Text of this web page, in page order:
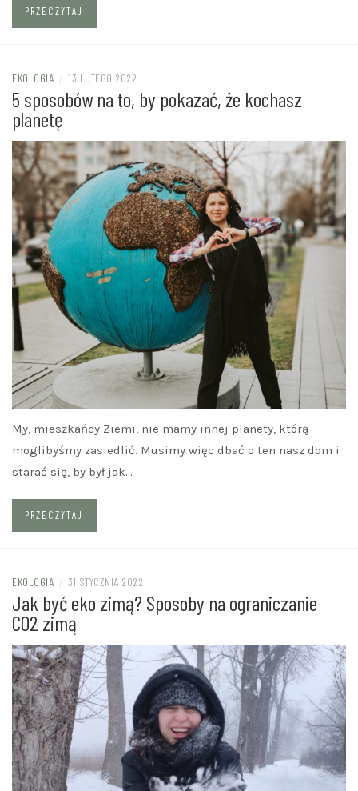
PRZECZYTAJ
EKOLOGIA / 13 LUTEGO 2022
5 sposobów na to, by pokazać, że kochasz
planetę
My, mieszkańcy Ziemi, nie mamy innej planety, którą
moglibyśmy zasiedlić. Musimy więc dbać o ten nasz dom i
starać się, by był jak…
PRZECZYTAJ
EKOLOGIA / 31 STYCZNIA 2022
Jak być eko zimą? Sposoby na ograniczanie
CO2 zimą